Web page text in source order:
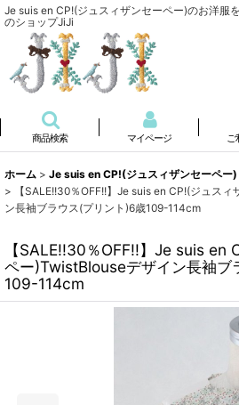
Je suis en CP!(ジュスィザンセーペー)のお洋服
のショップJiJi
商品検索 マイページ ご
ホーム > Je suis en CP!(ジュスィザンセーペー)
>
【SALE!!30％OFF!!】Je suis en CP!(ジュス
ン長袖ブラウス(プリント)6歳109-114cm
【SALE!!30％OFF!!】Je suis en
ペー)TwistBlouseデザイン長袖ブ
109-114cm